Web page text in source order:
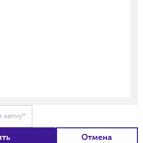
капчу*
Отмена